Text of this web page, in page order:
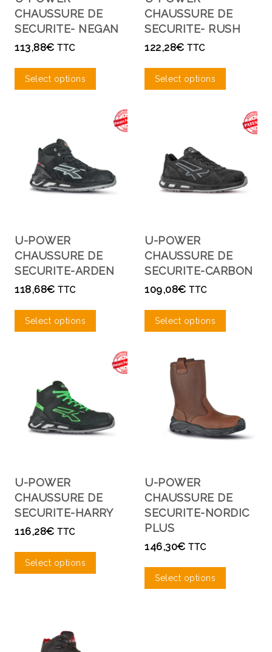
CHAUSSURE DE
SECURITE- NEGAN
113,88€ TTC
Select options
CHAUSSURE DE
SECURITE- RUSH
122,28€ TTC
Select options
U-POWER
CHAUSSURE DE
SECURITE-ARDEN
118,68€ TTC
Select options
U-POWER
CHAUSSURE DE
SECURITE-CARBON
109,08€ TTC
Select options
U-POWER
CHAUSSURE DE
SECURITE-HARRY
116,28€ TTC
Select options
U-POWER
CHAUSSURE DE
SECURITE-NORDIC
PLUS
146,30€ TTC
Select options